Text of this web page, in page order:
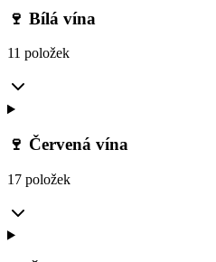
🍷 Bílá vína
11 položek
🍷 Červená vína
17 položek